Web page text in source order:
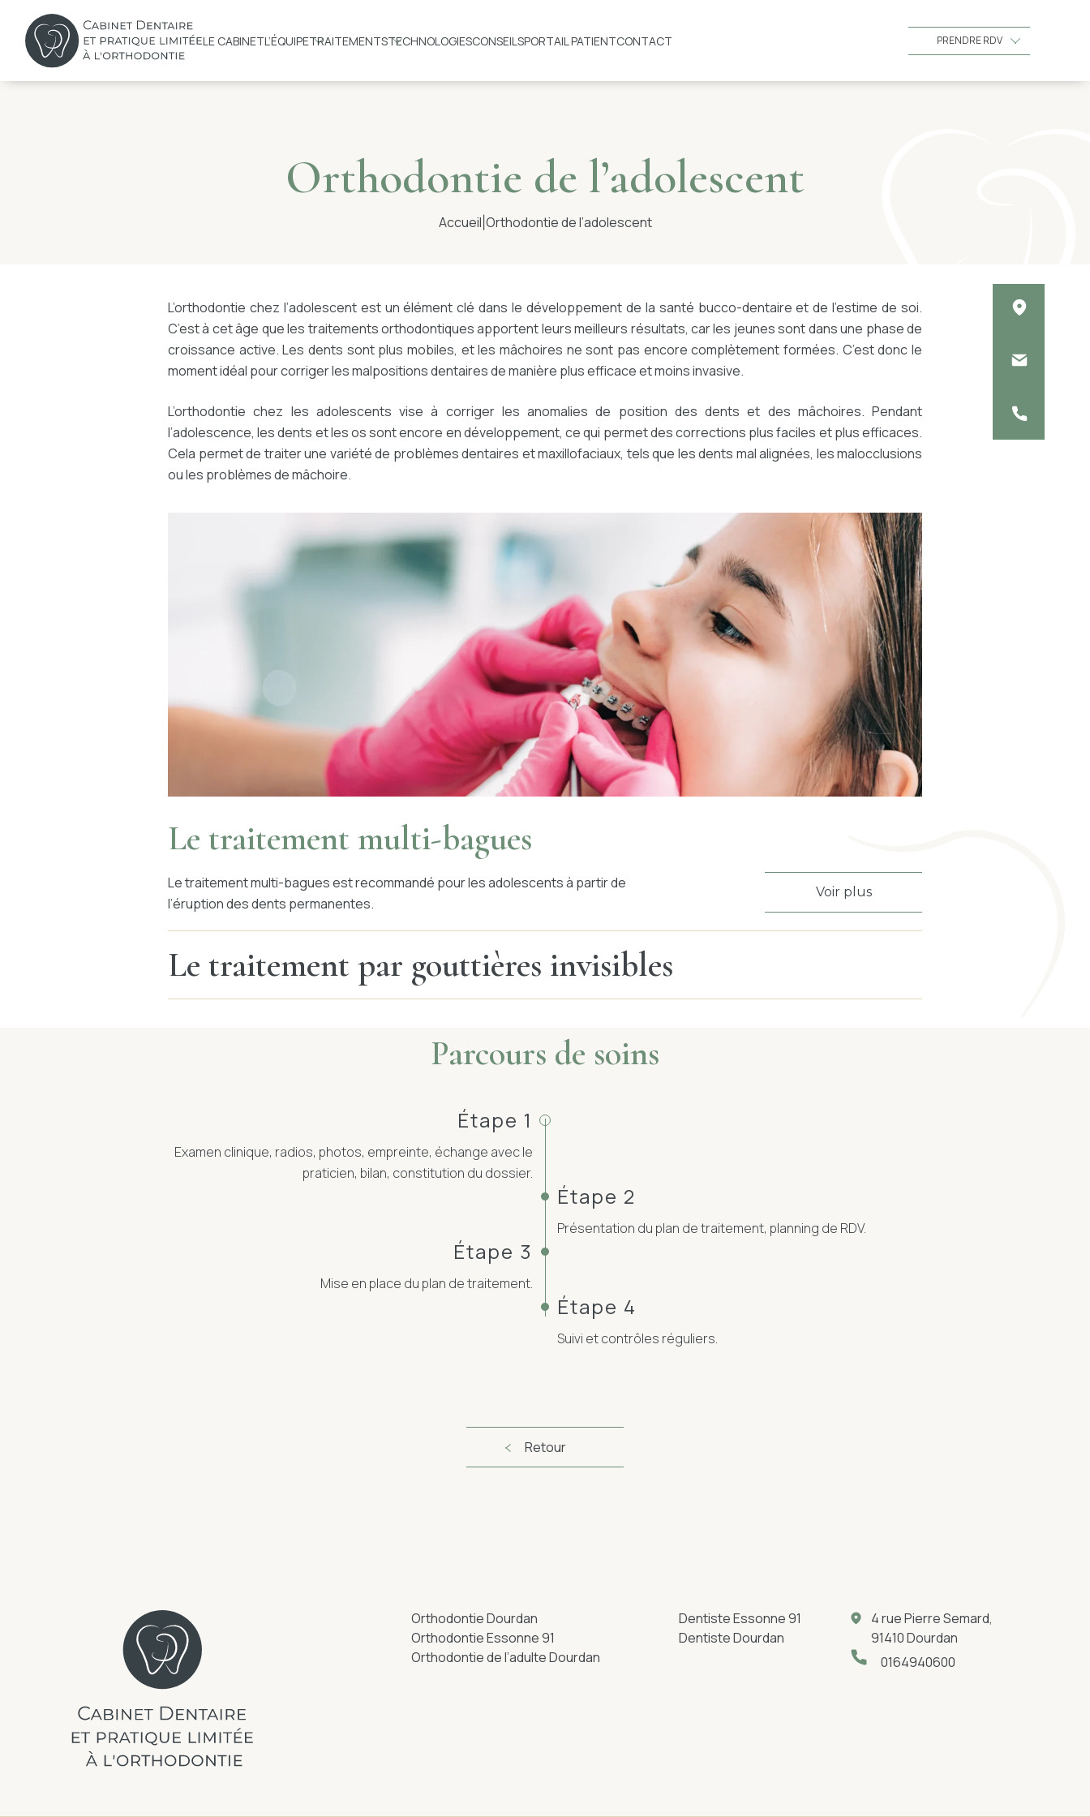
content
LE CABINETL’ÉQUIPETRAITEMENTSTECHNOLOGIESCONSEILSPORTAIL PATIENTCONTACT PRENDRE RDV
Orthodontie de l’adolescent
Accueil Orthodontie de l’adolescent
L’orthodontie chez l’adolescent est un élément clé dans le développement de la santé bucco-dentaire et de l’estime de soi.
C’est à cet âge que les traitements orthodontiques apportent leurs meilleurs résultats, car les jeunes sont dans une phase de
croissance active. Les dents sont plus mobiles, et les mâchoires ne sont pas encore complètement formées. C’est donc le
moment idéal pour corriger les malpositions dentaires de manière plus efficace et moins invasive.
L’orthodontie chez les adolescents vise à corriger les anomalies de position des dents et des mâchoires. Pendant
l’adolescence, les dents et les os sont encore en développement, ce qui permet des corrections plus faciles et plus efficaces.
Cela permet de traiter une variété de problèmes dentaires et maxillofaciaux, tels que les dents mal alignées, les malocclusions
ou les problèmes de mâchoire.
Le traitement multi-bagues
Le traitement multi-bagues est recommandé pour les adolescents à partir de
l’éruption des dents permanentes.
Voir plus
Le traitement par gouttières invisibles
Parcours de soins
Étape 1
Examen clinique, radios, photos, empreinte, échange avec le
praticien, bilan, constitution du dossier.
Étape 2
Présentation du plan de traitement, planning de RDV.
Étape 3
Mise en place du plan de traitement.
Étape 4
Suivi et contrôles réguliers.
Retour
Orthodontie Dourdan
Orthodontie Essonne 91
Orthodontie de l’adulte Dourdan
Dentiste Essonne 91
Dentiste Dourdan
4 rue Pierre Semard,
91410 Dourdan
0164940600